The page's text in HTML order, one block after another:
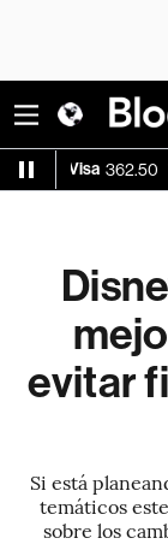
-2.15%
evitar
Si está
temáticos
sobre los